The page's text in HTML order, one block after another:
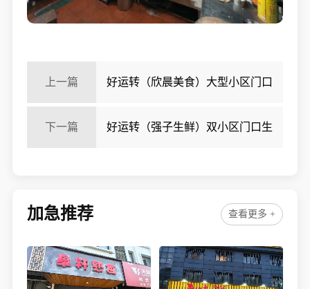
上一篇 好运转（欣晨美食）大型小区门口
第二间130㎡餐饮店转让
下一篇 好运转（强子生鲜）双小区门口生
加急推荐 查看更多 +